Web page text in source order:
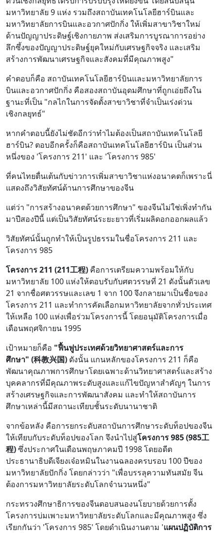
มหาวิทยาลัย 9 แห่ง รวมถึงสถาบันเทคโนโลยีฮาร์บินและ
มหาวิทยาลัยการบินและอวกาศปักกิ่ง ให้เพิ่มสาขาวิชาใหม่
ด้านปัญญาประดิษฐ์เชิงกายภาพ ส่งเสริมการบูรณาการอย่าง
ลึกซึ้งของปัญญาประดิษฐ์ยุคใหม่กับเศรษฐกิจจริง และเสริม
สร้างการพัฒนาเศรษฐกิจและสังคมที่มีคุณภาพสูง"
คำตอบก็คือ สถาบันเทคโนโลยีฮาร์บินและมหาวิทยาลัยการ
บินและอวกาศปักกิ่ง คือสองสถาบันอุดมศึกษาที่ถูกเอ่ยถึงใน
ฐานะที่เป็น "กลไกในการจัดตั้งสาขาวิชาที่จำเป็นเร่งด่วน
เชิงกลยุทธ์"
หากคำตอบนี้ยังไม่ชัดอีกว่าทำไมต้องเป็นสถาบันเทคโนโลยี
ฮาร์บิน? ตอบอีกครั้งก็คือสถาบันเทคโนโลยีฮาร์บิน เป็นส่วน
หนึ่งของ 'โครงการ 211' และ 'โครงการ 985'
ที่คนไทยตื่นเต้นกับข่าวการเพิ่มสาขาวิชาแห่งอนาคตก็เพราะนี่
แสดงถึงวิสัยทัศน์ด้านการศึกษาของจีน
แต่ว่า "การสร้างอนาคตด้วยการศึกษา" ของจีนไม่ใช่เพิ่งทำกัน
มาปีสองปีนี้ แต่เป็นวิสัยทัศน์ระยะยาวที่เริ่มผลิดอกออกผลแล้ว
วิสัยทัศน์นั้นถูกทำให้เป็นรูปธรรมในชื่อโครงการ 211 และ
โครงการ 985
โครงการ 211 (211工程) คือการเตรียมความพร้อมให้กับ
มหาวิทยาลัย 100 แห่งให้ตอบรับกับศตวรรษที่ 21 ดังนั้นตัวเลข
21 จากชื่อศตวรรษและเลข 1 จาก 100 จึงกลายมาเป็นชื่อของ
โครงการ 211 และทำการคัดเลือกมหาวิทยาลัยจากทั่วประเทศ
ให้เหลือ 100 แห่งเพื่อร่วมโครงการนี้ โดยอนุมัติโครงการเมื่อ
เดือนพฤศจิกายน 1995
เป้าหมายก็คือ "ฟื้นฟูประเทศด้วยวิทยาศาสตร์และการ
ศึกษา" (科教兴国) ดังนั้น แกนหลักของโครงการ 211 ก็คือ
พัฒนาคุณภาพการศึกษาโดยเฉพาะด้านวิทยาศาสตร์และสร้าง
บุคคลากรที่มีคุณภาพระดับสูงและแก้ไขปัญหาสำคัญๆ ในการ
สร้างเศรษฐกิจและการพัฒนาสังคม และทำให้สถาบันการ
ศึกษาเหล่านี้มีสถานะเทียบชั้นระดับนานาชาติ
จากข้อหลัง คือการยกระดับสถาบันการศึกษาระดับท็อปของจีน
ให้เทียบกับระดับท็อปของโลก จึงนำไปสู่โครงการ 985 (985工
程)ซึ่งประกาศในเดือนพฤษภาคมปี 1998 โดยอดีต
ประธานาธิบดีเจียงเจ๋อหมินในงานฉลองครบรอบ 100 ปีของ
มหาวิทยาลัยปักกิ่ง โดยกล่าวว่า "เพื่อบรรลุความทันสมัย ​​จีน
ต้องการมหาวิทยาลัยระดับโลกจำนวนหนึ่ง"
กระทรวงศึกษาธิการของจีนตอบสนองนโยบายด้วยการตั้ง
โครงการบ่มเพาะมหาวิทยาลัยระดับโลกและมีคุณภาพสูง ซึ่ง
เรียกกันว่า 'โครงการ 985' โดยดำเนินงานตาม 'แผนปฏิบัติการ